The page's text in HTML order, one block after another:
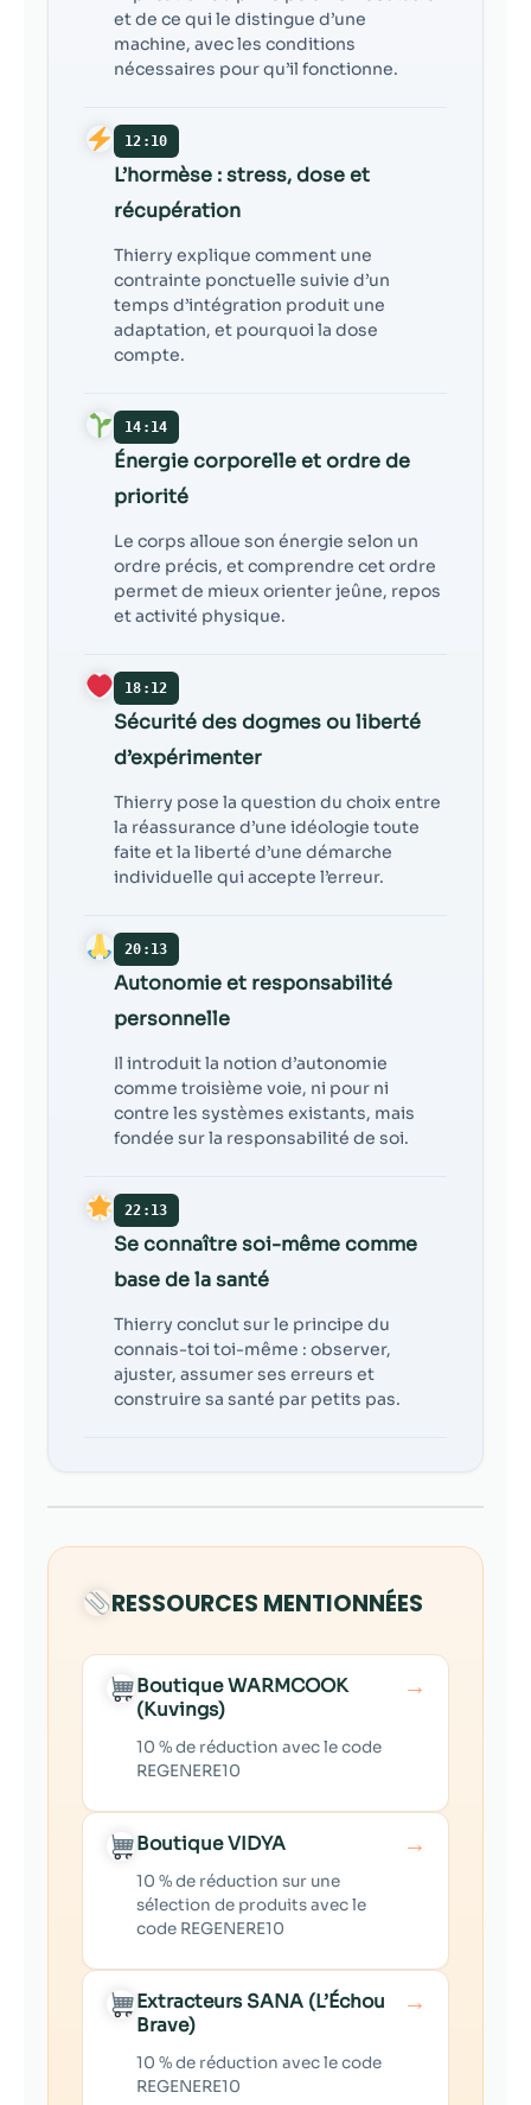
et de ce qui le distingue d’une
machine, avec les conditions
nécessaires pour qu’il fonctionne.
12:10
L’hormèse : stress, dose et
récupération
Thierry explique comment une
contrainte ponctuelle suivie d’un
temps d’intégration produit une
adaptation, et pourquoi la dose
compte.
14:14
Énergie corporelle et ordre de
priorité
Le corps alloue son énergie selon un
ordre précis, et comprendre cet ordre
permet de mieux orienter jeûne, repos
et activité physique.
18:12
Sécurité des dogmes ou liberté
d’expérimenter
Thierry pose la question du choix entre
la réassurance d’une idéologie toute
faite et la liberté d’une démarche
individuelle qui accepte l’erreur.
20:13
Autonomie et responsabilité
personnelle
Il introduit la notion d’autonomie
comme troisième voie, ni pour ni
contre les systèmes existants, mais
fondée sur la responsabilité de soi.
22:13
Se connaître soi-même comme
base de la santé
Thierry conclut sur le principe du
connais-toi toi-même : observer,
ajuster, assumer ses erreurs et
construire sa santé par petits pas.
RESSOURCES MENTIONNÉES
Boutique WARMCOOK
(Kuvings)
10 % de réduction avec le code
REGENERE10
→
Boutique VIDYA
10 % de réduction sur une
sélection de produits avec le
code REGENERE10
→
Extracteurs SANA (L’Échou
Brave)
10 % de réduction avec le code
REGENERE10
→